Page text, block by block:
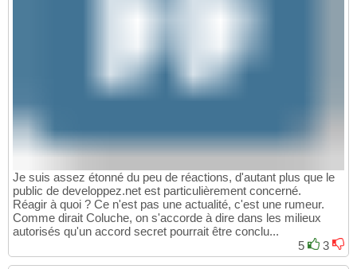
Je suis assez étonné du peu de réactions, d'autant plus que le
public de developpez.net est particulièrement concerné.
Réagir à quoi ? Ce n'est pas une actualité, c'est une rumeur.
Comme dirait Coluche, on s'accorde à dire dans les milieux
autorisés qu'un accord secret pourrait être conclu...
5
3